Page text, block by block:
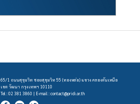
65/1 ถนนสุขุมวิท ซอยสุขุมวิท 55 (ทองหล่อ) แขวง คลองตันเหนือ
เขต วัฒนา กรุงเทพฯ 10110
Tel : 02 381 3860 | E-mail :contact@pridi.or.th